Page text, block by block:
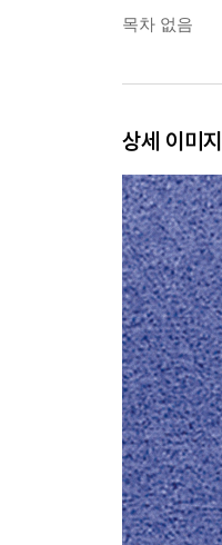
목차 없음
상세 이미지